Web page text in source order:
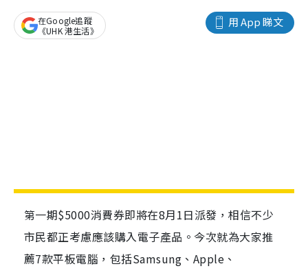
用 App 睇文
在Google追蹤
《UHK 港生活》
第一期$5000消費券即將在8月1日派發，相信不少
市民都正考慮應該購入電子產品。今次就為大家推
薦7款平板電腦，包括Samsung、Apple、